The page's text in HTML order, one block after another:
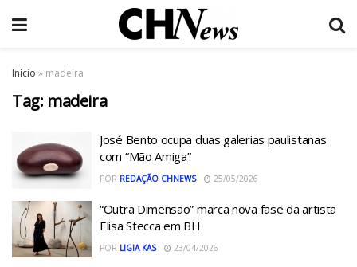
Início » madeira
Tag: madeira
José Bento ocupa duas galerias paulistanas
com “Mão Amiga”
POR REDAÇÃO CHNEWS 25/05/2026
“Outra Dimensão” marca nova fase da artista
Elisa Stecca em BH
POR LIGIA KAS 23/04/2026